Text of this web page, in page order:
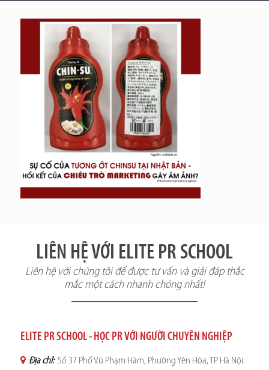
LIÊN HỆ VỚI ELITE PR SCHOOL
Liên hệ với chúng tôi để được tư vấn và giải đáp thắc
mắc một cách nhanh chóng nhất!
ELITE PR SCHOOL - HỌC PR VỚI NGƯỜI CHUYÊN NGHIỆP
Địa chỉ: Số 37 Phố Vũ Phạm Hàm, Phường Yên Hòa, TP Hà Nội.